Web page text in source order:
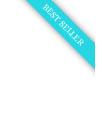
BEST SELLER